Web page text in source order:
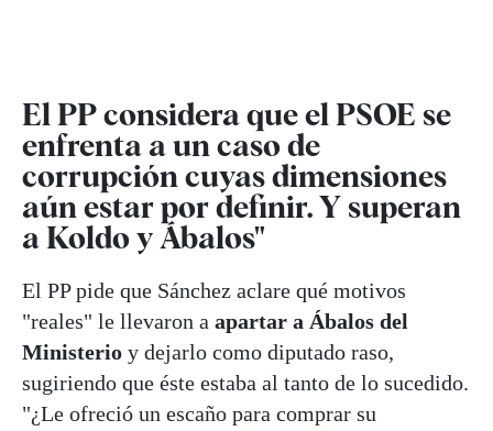
El PP considera que el PSOE se
enfrenta a un caso de
corrupción cuyas dimensiones
aún estar por definir. Y superan
a Koldo y Ábalos"
El PP pide que Sánchez aclare qué motivos
"reales" le llevaron a apartar a Ábalos del
Ministerio y dejarlo como diputado raso,
sugiriendo que éste estaba al tanto de lo sucedido.
"¿Le ofreció un escaño para comprar su